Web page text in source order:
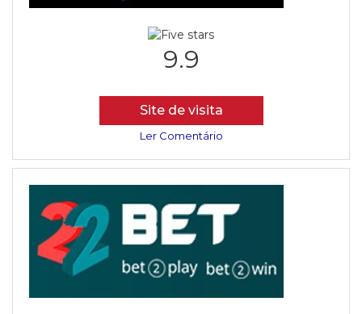
9.9
Site de visita
Ler Comentário